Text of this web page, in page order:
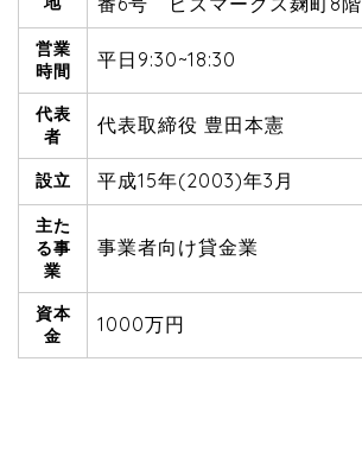
営業
時間
平日9:30~18:30
代表
者
代表取締役 豊田本憲
設立 平成15年(2003)年3月
主た
る事
業
事業者向け貸金業
資本
金
1000万円